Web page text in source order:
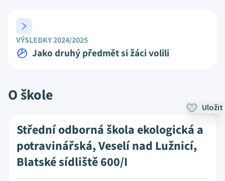
VÝSLEDKY 2024/2025
Jako druhý předmět si žáci volili
O škole
Uložit
Střední odborná škola ekologická a
potravinářská, Veselí nad Lužnicí,
Blatské sídliště 600/I